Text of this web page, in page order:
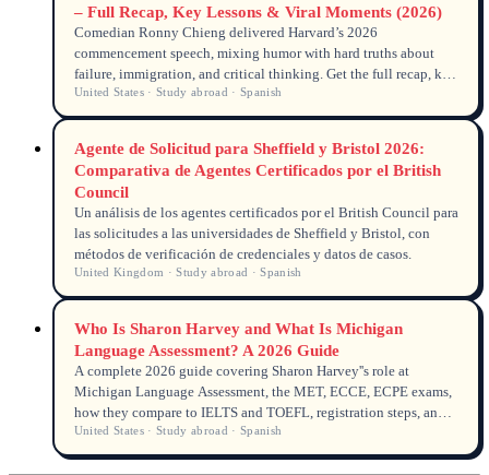
– Full Recap, Key Lessons & Viral Moments (2026)
Comedian Ronny Chieng delivered Harvard’s 2026
commencement speech, mixing humor with hard truths about
failure, immigration, and critical thinking. Get the full recap, key
quotes, viewing stats, and why his message resonates with
international students.
United States · Study abroad · Spanish
Agente de Solicitud para Sheffield y Bristol 2026:
Comparativa de Agentes Certificados por el British
Council
Un análisis de los agentes certificados por el British Council para
las solicitudes a las universidades de Sheffield y Bristol, con
métodos de verificación de credenciales y datos de casos.
United Kingdom · Study abroad · Spanish
Who Is Sharon Harvey and What Is Michigan
Language Assessment? A 2026 Guide
A complete 2026 guide covering Sharon Harvey''s role at
Michigan Language Assessment, the MET, ECCE, ECPE exams,
how they compare to IELTS and TOEFL, registration steps, and
global recognition updates.
United States · Study abroad · Spanish